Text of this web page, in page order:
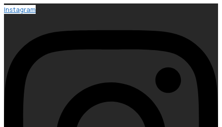
Instagram